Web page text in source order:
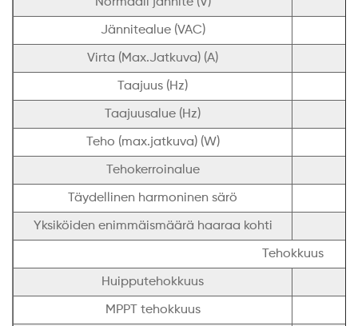
Jännitealue (VAC)
Virta (Max.Jatkuva) (A)
Taajuus (Hz)
Taajuusalue (Hz)
Teho (max.jatkuva) (W)
Tehokerroinalue
Täydellinen harmoninen särö
Yksiköiden enimmäismäärä haaraa kohti
Tehokkuus
Huipputehokkuus
MPPT tehokkuus